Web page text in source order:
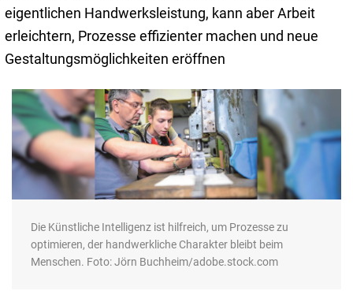
eigentlichen Handwerksleistung, kann aber Arbeit
erleichtern, Prozesse effizienter machen und neue
Gestaltungsmöglichkeiten eröffnen
Die Künstliche Intelligenz ist hilfreich, um Prozesse zu
optimieren, der handwerkliche Charakter bleibt beim
Menschen. Foto: Jörn Buchheim/adobe.stock.com